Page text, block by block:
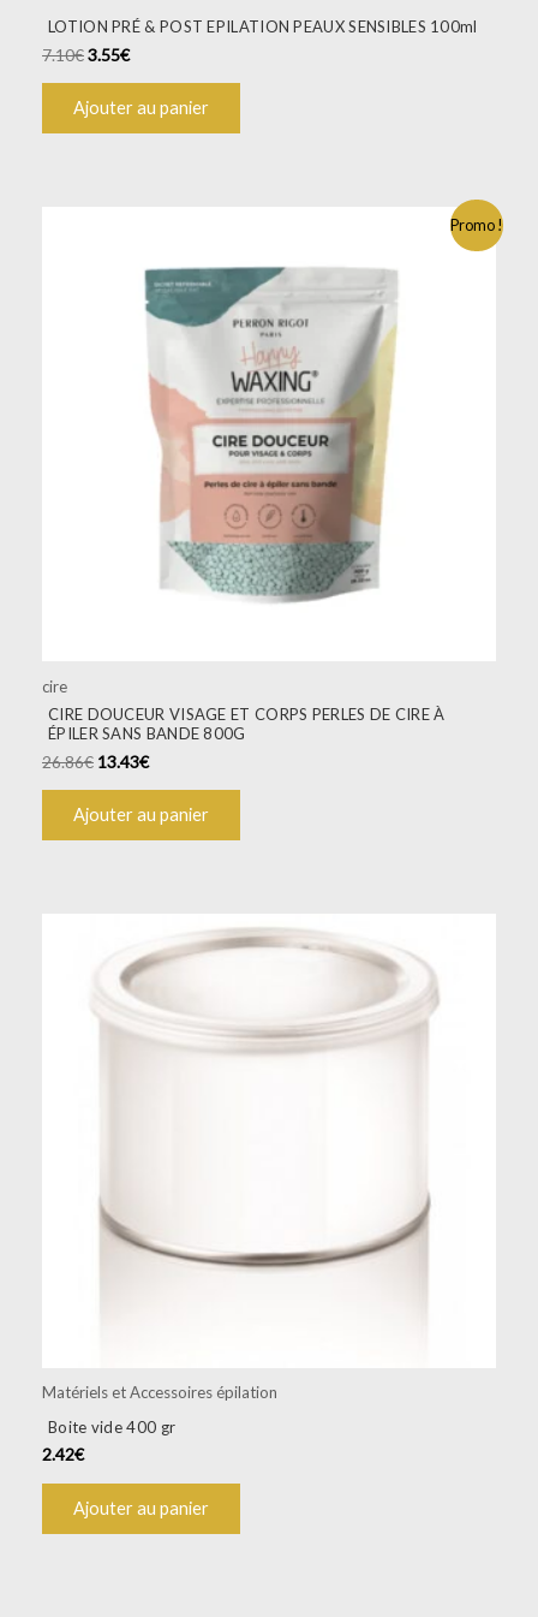
LOTION PRÉ & POST EPILATION PEAUX SENSIBLES 100ml
7.10€3.55€
Ajouter au panier
Promo !
cire
CIRE DOUCEUR VISAGE ET CORPS PERLES DE CIRE À
ÉPILER SANS BANDE 800G
26.86€ 13.43€
Ajouter au panier
Matériels et Accessoires épilation
Boite vide 400 gr
2.42€
Ajouter au panier